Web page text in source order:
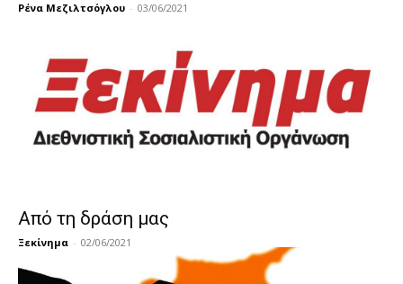
Ρένα Μεζιλτσόγλου - 03/06/2021
Από τη δράση μας
Ξεκίνημα - 02/06/2021